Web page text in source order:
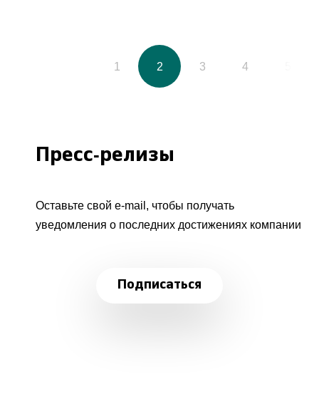
1 2 3 4
Пресс-релизы
Оставьте свой e-mail, чтобы получать
уведомления о последних достижениях компании
Подписаться